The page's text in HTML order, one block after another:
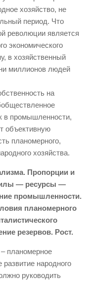
хозяйство, не
период. Что
революции является
экономического
в хозяйственный
миллионов людей
на
в промышленности,
объективную
планомерного,
хозяйства.
Пропорции и
— ресурсы —
промышленности.
планомерного
резервов. Рост.
планомерное
развитие народного
руководить